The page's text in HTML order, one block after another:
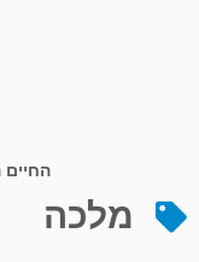
מלכה